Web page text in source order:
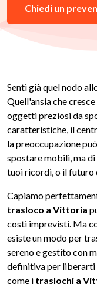
Chiedi un
Senti già quel nodo
Quell'ansia che
oggetti preziosi da
caratteristiche, il
la preoccupazione
spostare mobili, ma
tuoi ricordi, o il futuro
Capiamo
trasloco a Vittoria
costi imprevisti. Ma
esiste un modo per
sereno e gestito con
definitiva per liberarti
come i traslochi a